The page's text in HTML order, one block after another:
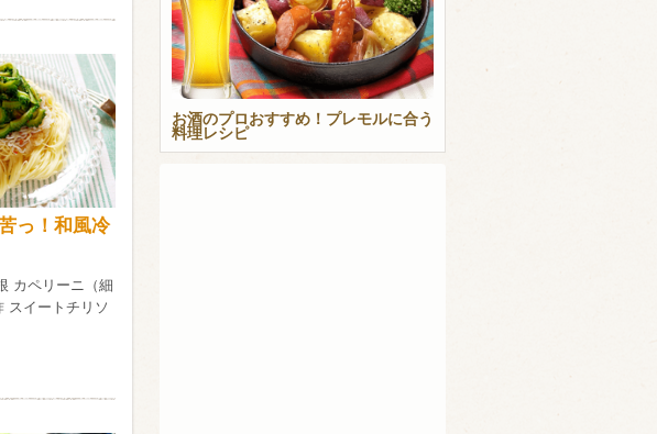
きのこ
くだもの
焼酎
っ！和風冷
カペリーニ（細
スイートチリソ
お酒のプロおすすめ！プレモルに合う
料理レシピ